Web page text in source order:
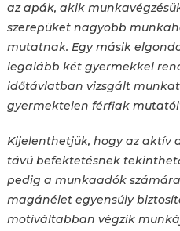
az apák, akik
szerepüket nagyobb
mutatnak. Egy másik
legalább két gyermekkel
időtávlatban vizsgált
gyermektelen férfiak
Kijelenthetjük, hogy az aktív
távú befektetésnek
pedig a munkaadók
magánélet egyensúly
motiváltabban végzik